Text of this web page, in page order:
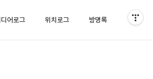
디어로그 위치로그 방명록